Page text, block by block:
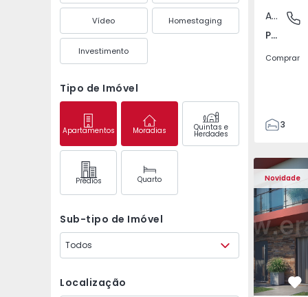
Vídeo Homestaging
Investimento
Tipo de Imóvel
Apartamentos Moradias Quintas e
Herdades
Prédios Quarto
Sub-tipo de Imóvel
Todos
Localização
Apartamento
Pedrouços, Porto
Comprar
3
105
122
1
-1
Novidade